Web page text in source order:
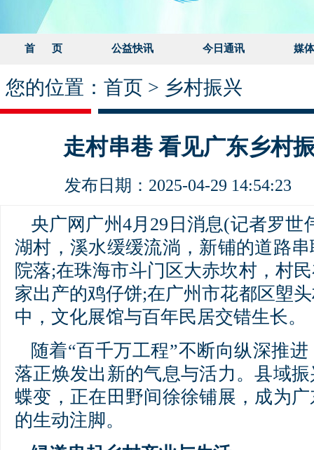
首 页 公益快讯 今日通讯 媒
您的位置： 首页 > 乡村振兴
走村串巷 看见广东乡村
发布日期：2025-04-29
央广网广州4月29日消息(记者罗世
湖村，溪水缓缓流淌，新铺的道路
院落;在珠海市斗门区大赤坎村，村
家出产的鸡仔饼;在广州市花都区塱
中，文化展馆与百年民居交错生长。
随着“百千万工程”不断向纵深推
落正焕发出新的气息与活力。县域
蝶变，正在田野间徐徐铺展，成为
的生动注脚。